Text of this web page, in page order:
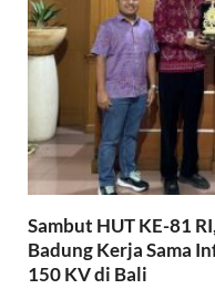
Sambut HUT KE-81
Badung Kerja Sama
150 KV di Bali